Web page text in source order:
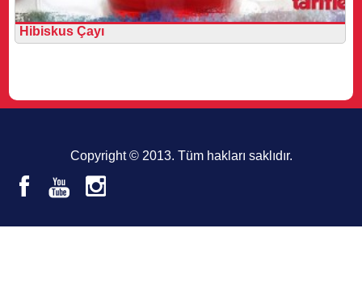
Hibiskus Çayı
Copyright © 2013. Tüm hakları saklıdır.